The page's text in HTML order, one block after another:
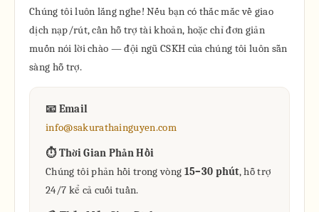
Chúng tôi luôn lắng nghe! Nếu bạn có thắc mắc về giao
dịch nạp/rút, cần hỗ trợ tài khoản, hoặc chỉ đơn giản
muốn nói lời chào — đội ngũ CSKH của chúng tôi luôn sẵn
sàng hỗ trợ.
📧 Email
info@sakurathainguyen.com
⏱ Thời Gian Phản Hồi
Chúng tôi phản hồi trong vòng 15–30 phút, hỗ trợ
24/7 kể cả cuối tuần.